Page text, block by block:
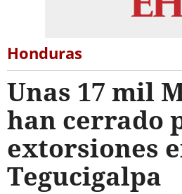
Honduras
Unas 17 mil
han cerrado
extorsiones
Tegucigalpa